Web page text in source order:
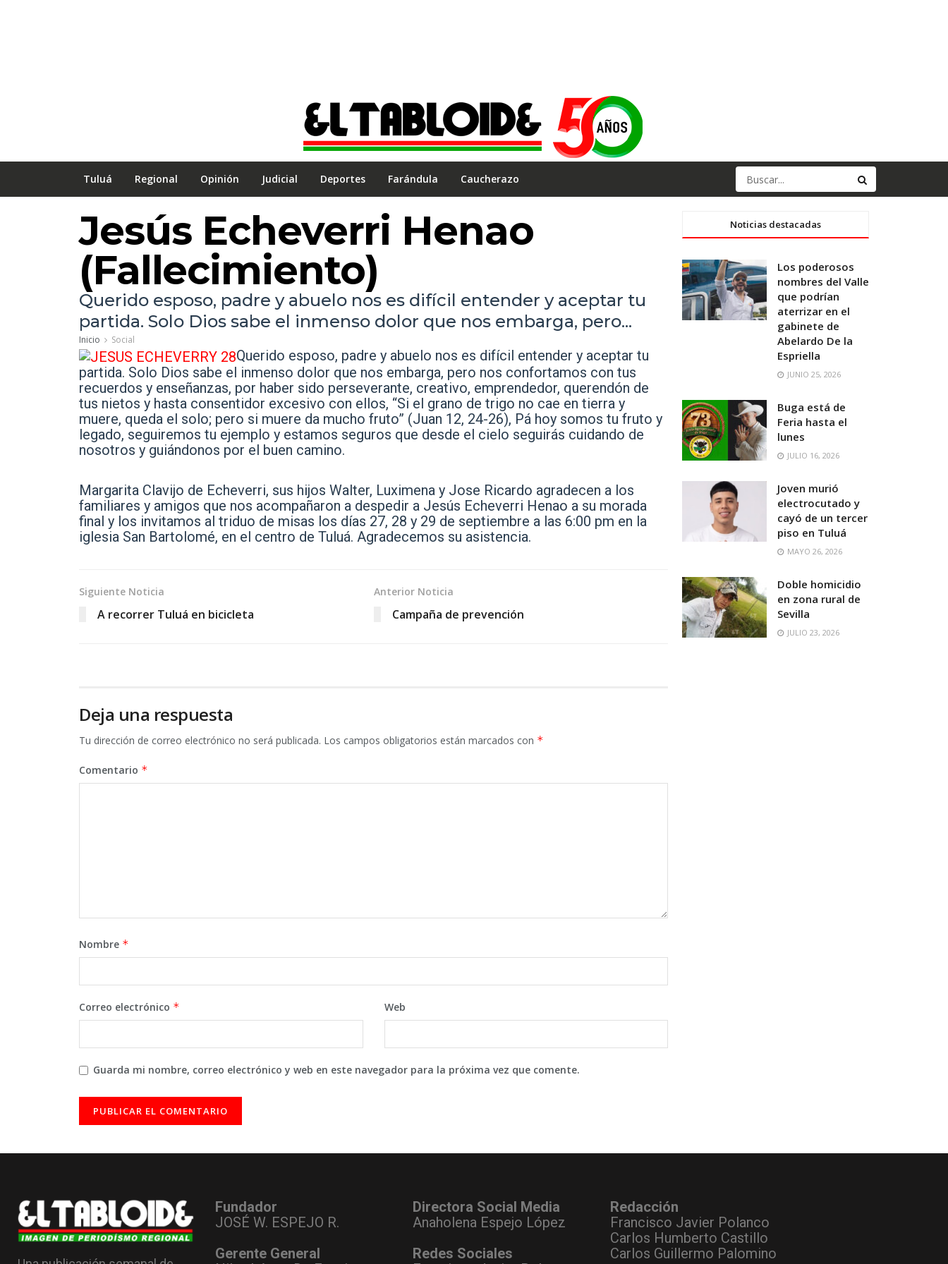
Tuluá Regional Opinión Judicial Deportes Farándula Caucherazo
Jesús Echeverri Henao
(Fallecimiento)
Querido esposo, padre y abuelo nos es difícil entender y aceptar tu
partida. Solo Dios sabe el inmenso dolor que nos embarga, pero...
Inicio Social
Querido esposo, padre y abuelo nos es difícil entender y aceptar tu
partida. Solo Dios sabe el inmenso dolor que nos embarga, pero nos confortamos con tus
recuerdos y enseñanzas, por haber sido perseverante, creativo, emprendedor, querendón de
tus nietos y hasta consentidor excesivo con ellos, “Si el grano de trigo no cae en tierra y
muere, queda el solo; pero si muere da mucho fruto” (Juan 12, 24-26), Pá hoy somos tu fruto y
legado, seguiremos tu ejemplo y estamos seguros que desde el cielo seguirás cuidando de
nosotros y guiándonos por el buen camino.
Margarita Clavijo de Echeverri, sus hijos Walter, Luximena y Jose Ricardo agradecen a los
familiares y amigos que nos acompañaron a despedir a Jesús Echeverri Henao a su morada
final y los invitamos al triduo de misas los días 27, 28 y 29 de septiembre a las 6:00 pm en la
iglesia San Bartolomé, en el centro de Tuluá. Agradecemos su asistencia.
Siguiente Noticia
A recorrer Tuluá en bicicleta
Anterior Noticia
Campaña de prevención
Deja una respuesta
Tu dirección de correo electrónico no será publicada. Los campos obligatorios están marcados con *
Comentario *
Nombre *
Correo electrónico * Web
Guarda mi nombre, correo electrónico y web en este navegador para la próxima vez que comente.
Noticias destacadas
Los poderosos
nombres del Valle
que podrían
aterrizar en el
gabinete de
Abelardo De la
Espriella
JUNIO 25, 2026
Buga está de
Feria hasta el
lunes
JULIO 16, 2026
Joven murió
electrocutado y
cayó de un tercer
piso en Tuluá
MAYO 26, 2026
Doble homicidio
en zona rural de
Sevilla
JULIO 23, 2026
Fundador
JOSÉ W. ESPEJO R.
Gerente General
Directora Social Media
Anaholena Espejo López
Redes Sociales
Redacción
Francisco Javier Polanco
Carlos Humberto Castillo
Carlos Guillermo Palomino